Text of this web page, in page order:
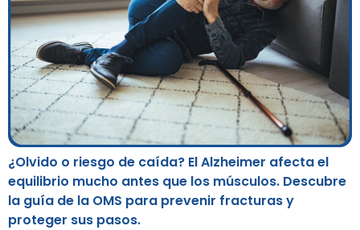
¿Olvido o riesgo de caída? El Alzheimer afecta el
equilibrio mucho antes que los músculos. Descubre
la guía de la OMS para prevenir fracturas y
proteger sus pasos.